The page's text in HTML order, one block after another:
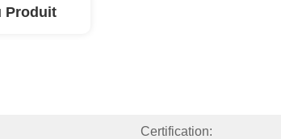
Produit
Certification: